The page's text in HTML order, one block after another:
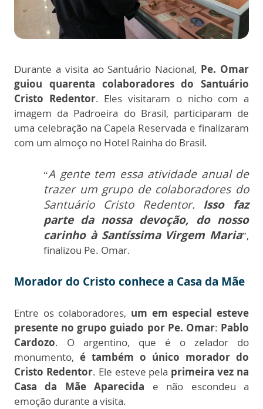
Durante a visita ao Santuário Nacional, Pe. Omar
guiou quarenta colaboradores do Santuário
Cristo Redentor. Eles visitaram o nicho com a
imagem da Padroeira do Brasil, participaram de
uma celebração na Capela Reservada e finalizaram
com um almoço no Hotel Rainha do Brasil.
“A gente tem essa atividade anual de
trazer um grupo de colaboradores do
Santuário Cristo Redentor. Isso faz
parte da nossa devoção, do nosso
carinho à Santíssima Virgem Maria”,
finalizou Pe. Omar.
Morador do Cristo conhece a Casa da Mãe
Entre os colaboradores, um em especial esteve
presente no grupo guiado por Pe. Omar: Pablo
Cardozo. O argentino, que é o zelador do
monumento, é também o único morador do
Cristo Redentor. Ele esteve pela primeira vez na
Casa da Mãe Aparecida e não escondeu a
emoção durante a visita.